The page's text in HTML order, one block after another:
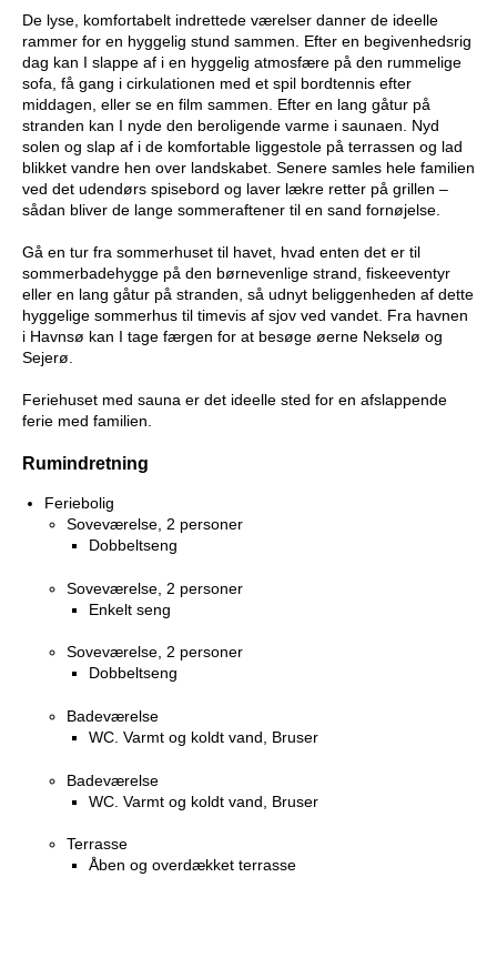
De lyse, komfortabelt indrettede værelser danner de ideelle
rammer for en hyggelig stund sammen. Efter en begivenhedsrig
dag kan I slappe af i en hyggelig atmosfære på den rummelige
sofa, få gang i cirkulationen med et spil bordtennis efter
middagen, eller se en film sammen. Efter en lang gåtur på
stranden kan I nyde den beroligende varme i saunaen. Nyd
solen og slap af i de komfortable liggestole på terrassen og lad
blikket vandre hen over landskabet. Senere samles hele familien
ved det udendørs spisebord og laver lækre retter på grillen –
sådan bliver de lange sommeraftener til en sand fornøjelse.
Gå en tur fra sommerhuset til havet, hvad enten det er til
sommerbadehygge på den børnevenlige strand, fiskeeventyr
eller en lang gåtur på stranden, så udnyt beliggenheden af dette
hyggelige sommerhus til timevis af sjov ved vandet. Fra havnen
i Havnsø kan I tage færgen for at besøge øerne Nekselø og
Sejerø.
Feriehuset med sauna er det ideelle sted for en afslappende
ferie med familien.
Rumindretning
Feriebolig
Soveværelse, 2 personer
Dobbeltseng
Soveværelse, 2 personer
Enkelt seng
Soveværelse, 2 personer
Dobbeltseng
Badeværelse
WC. Varmt og koldt vand, Bruser
Badeværelse
WC. Varmt og koldt vand, Bruser
Terrasse
Åben og overdækket terrasse